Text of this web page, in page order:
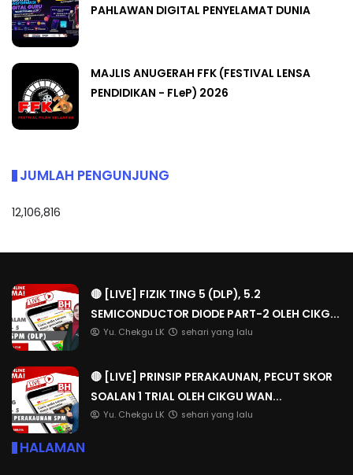
PAHLAWAN DIGITAL PENYELAMAT DUNIA
MAJLIS ANUGERAH FFK (FESTIVAL LENSA
PENDIDIKAN - FLeP) 2026
JUMLAH PENGUNJUNG
12,106,816
🔴 [LIVE] FIZIK TING 5 (DLP), 5.2
SEMICONDUCTOR DIODE PART-2 OLEH CIKG...
Yu. Chekgu LK sehari yang lalu
🔴 [LIVE] PRINSIP PERAKAUNAN, PECUT SKOR
SOALAN 1 TRIAL OLEH CIKGU WAN...
Yu. Chekgu LK sehari yang lalu
HALAMAN